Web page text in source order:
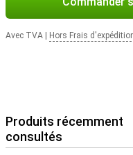
Avec TVA Hors Frais
Produits récemment
consultés